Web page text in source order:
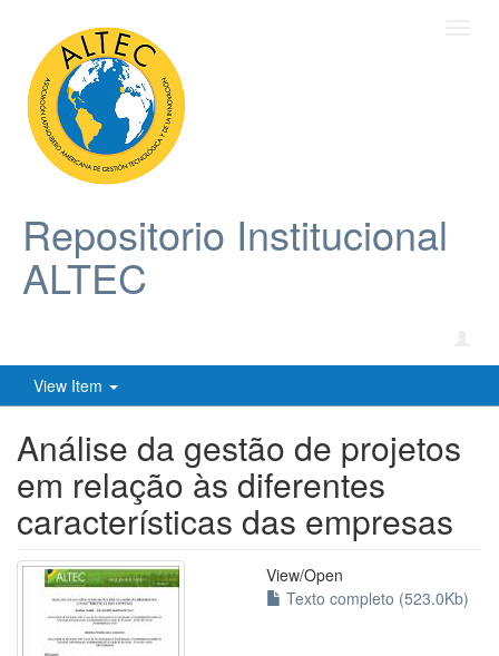
Repositorio Institucional
ALTEC
View Item
Análise da gestão de projetos
em relação às diferentes
características das empresas
View/Open
Texto completo (523.0Kb)